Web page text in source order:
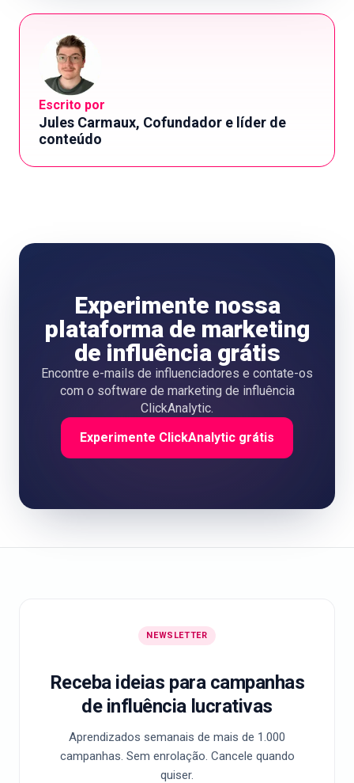
Escrito por
Jules Carmaux, Cofundador e líder de
conteúdo
Experimente nossa
plataforma de marketing
de influência grátis
Encontre e-mails de influenciadores e contate-os
com o software de marketing de influência
ClickAnalytic.
Experimente ClickAnalytic grátis
NEWSLETTER
Receba ideias para campanhas
de influência lucrativas
Aprendizados semanais de mais de 1.000
campanhas. Sem enrolação. Cancele quando
quiser.